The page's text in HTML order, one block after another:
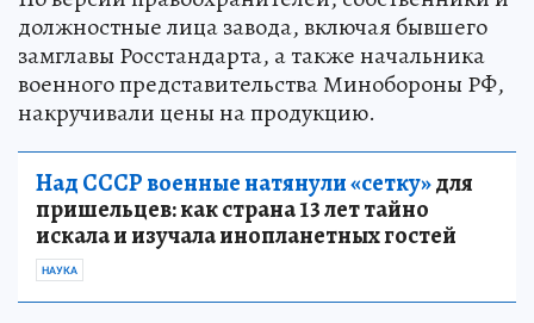
должностные лица завода, включая бывшего
замглавы Росстандарта, а также начальника
военного представительства Минобороны РФ,
накручивали цены на продукцию.
Над СССР военные натянули «сетку»для
пришельцев: как страна 13 лет тайно
искала и изучала инопланетных гостей
НАУКА